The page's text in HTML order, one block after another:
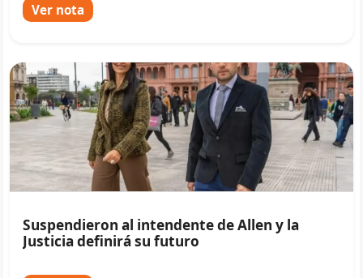
Ver nota
Suspendieron al intendente de Allen y la
Justicia definirá su futuro